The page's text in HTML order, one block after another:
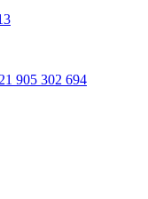
905 302 694